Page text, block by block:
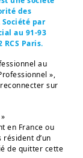
devrait
et des
Alors
devrait
déficits
des
Société par
au 91-93
Paris.
au
»,
sur
en France ou
d’un
de quitter cette
aux
la Directive
articles 314-4
Elles ne
non-
locale, ni
est définie
en
de vente ou
fonds et